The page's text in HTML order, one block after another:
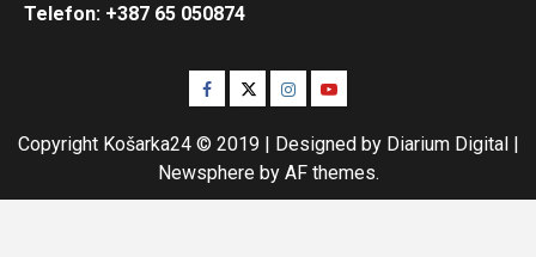
Telefon: +387 65 050874
Facebook
TwitterInstagram
Youtube
Copyright Košarka24 © 2019 | Designed by Diarium Digital |
Newsphereby AF themes.